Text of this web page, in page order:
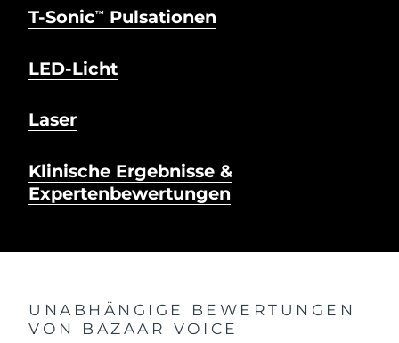
T-SonicTM Pulsationen
LED-Licht
Laser
Klinische Ergebnisse &
Expertenbewertungen
UNABHÄNGIGE BEWERTUNGEN
VON BAZAAR VOICE